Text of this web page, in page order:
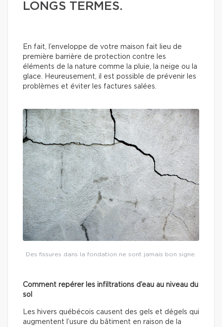
LONGS TERMES.
En fait, l’enveloppe de votre maison fait lieu de
première barrière de protection contre les
éléments de la nature comme la pluie, la neige ou la
glace. Heureusement, il est possible de prévenir les
problèmes et éviter les factures salées.
Des fissures dans la fondation ne sont jamais bon signe.
Comment repérer les infiltrations d’eau au niveau du
sol
Les hivers québécois causent des gels et dégels qui
augmentent l’usure du bâtiment en raison de la